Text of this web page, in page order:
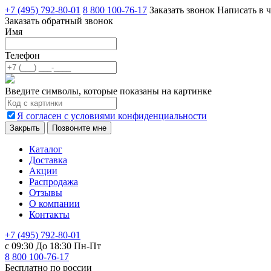
+7 (495) 792-80-01 8 800 100-76-17 Заказать звонок Написать в
Заказать обратный звонок
Имя
Телефон
Введите символы, которые показаны на картинке
Я согласен с условиями конфиденциальности
Закрыть Позвоните мне
Каталог
Доставка
Акции
Распродажа
Отзывы
О компании
Контакты
+7 (495) 792-80-01
с 09:30 До 18:30 Пн-Пт
8 800 100-76-17
Бесплатно по россии